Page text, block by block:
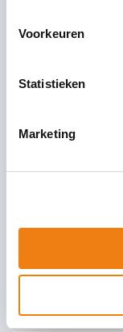
Voorkeuren
Statistieken
Marketing
30 april 2026
Wat betekent